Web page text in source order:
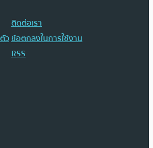
ติดต่อเรา
วข้อตกลงในการใช้งาน
RSS